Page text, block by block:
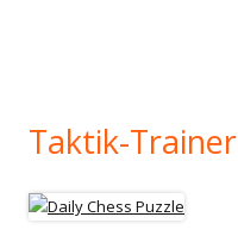
Taktik-Trainer